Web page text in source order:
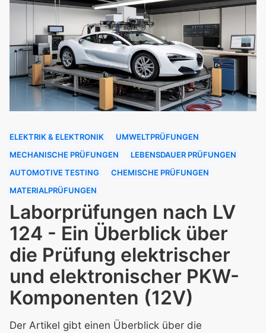
ELEKTRIK & ELEKTRONIK
UMWELTPRÜFUNGEN
MECHANISCHE PRÜFUNGEN
LEBENSDAUER PRÜFUNGEN
AUTOMOTIVE TESTING
CHEMISCHE PRÜFUNGEN
MATERIALPRÜFUNGEN
Laborprüfungen nach LV
124 - Ein Überblick über
die Prüfung elektrischer
und elektronischer PKW-
Komponenten (12V)
Der Artikel gibt einen Überblick über die